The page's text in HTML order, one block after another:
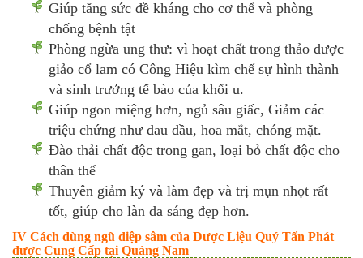
Giúp tăng sức đề kháng cho cơ thể và phòng
chống bệnh tật
Phòng ngừa ung thư: vì hoạt chất trong thảo dược
giảo cổ lam có Công Hiệu kìm chế sự hình thành
và sinh trưởng tế bào của khối u.
Giúp ngon miệng hơn, ngủ sâu giấc, Giảm các
triệu chứng như đau đầu, hoa mắt, chóng mặt.
Đào thải chất độc trong gan, loại bỏ chất độc cho
thân thể
Thuyên giảm ký và làm đẹp và trị mụn nhọt rất
tốt, giúp cho làn da sáng đẹp hơn.
IV Cách dùng ngũ diệp sâm của Dược Liệu Quý Tấn Phát
được Cung Cấp tại Quảng Nam